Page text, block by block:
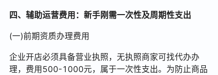
四、辅助运营费用：新手刚需一次性及周期性支出
(一)前期资质办理费用
企业开店必须具备营业执照，无执照商家可找代办办
理，费用500-1000元，属于一次性支出。为防止商品